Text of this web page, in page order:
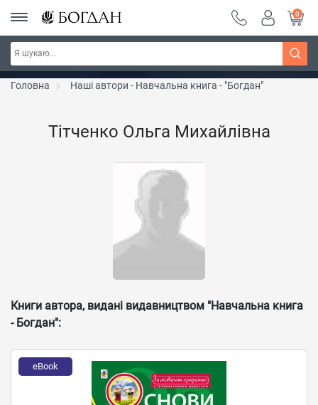
РОЗПРОДАЖ ~ 150 грн ~ 200 грн ~ 250 грн ~
300 грн ~ РОЗПРОДАЖ
Дізнатись більше
0
Головна Наші автори - Навчальна книга - "Богдан"
Тітченко Ольга Михайлівна
Книги автора, видані видавництвом "Навчальна книга
- Богдан":
eBook